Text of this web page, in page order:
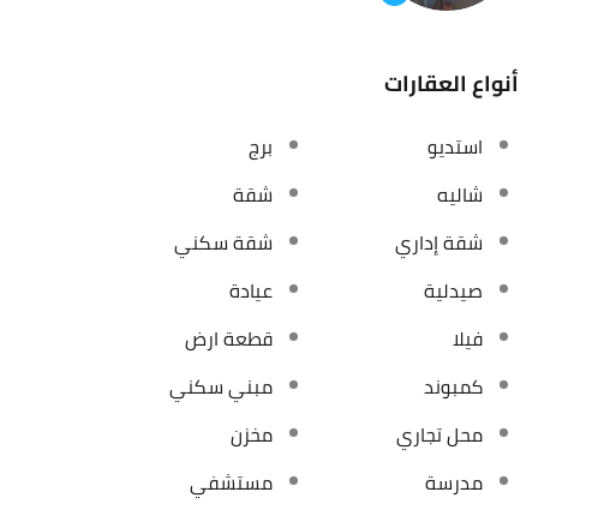
أنواع العقارات
استديو
برج
شاليه
شقة
شقة إداري
شقة سكني
صيدلية
عيادة
فيلا
قطعة ارض
كمبوند
مبني سكني
محل تجاري
مخزن
مدرسة
مستشفي